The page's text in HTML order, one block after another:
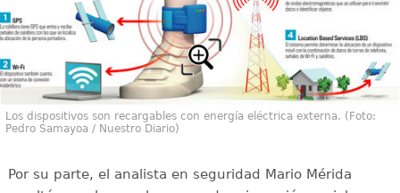
Los dispositivos son recargables con energía eléctrica externa. (Foto:
Pedro Samayoa / Nuestro Diario)
Por su parte, el analista en seguridad Mario Mérida